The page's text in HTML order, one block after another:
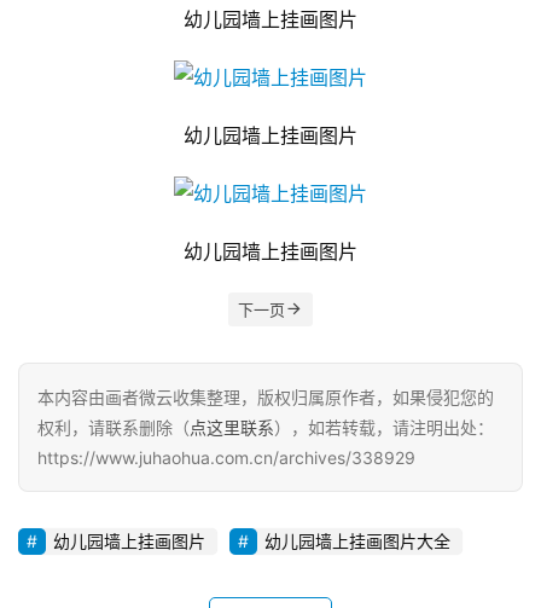
幼儿园墙上挂画图片
幼儿园墙上挂画图片
幼儿园墙上挂画图片
下一页
本内容由画者微云收集整理，版权归属原作者，如果侵犯您的
权利，请联系删除（点这里联系），如若转载，请注明出处：
https://www.juhaohua.com.cn/archives/338929
幼儿园墙上挂画图片 幼儿园墙上挂画图片大全